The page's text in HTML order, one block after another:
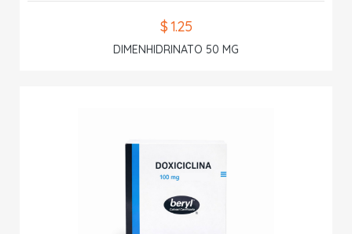
$ 1.25
DIMENHIDRINATO 50 MG